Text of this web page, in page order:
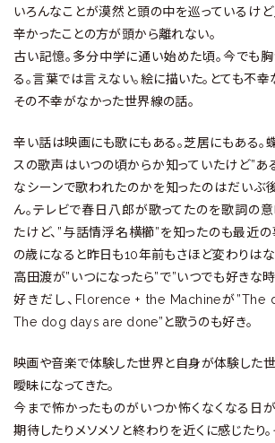
いろんなことが漠然と頭の中を巡っているけど
辛かったことの方が頭から離れない。
古い記憶。多分中学に通い始めた頃。今でも
る。言葉では言えない。絵に描いた。とても不幸
その不幸がなかった世界線の話。
辛い話は映画にも歌にもある。芝居にもある。
スの歌声はいつの頃からか知っていたけど”あ
なシーンで歌われたのかを知ったのはだいぶ
ん。テレビで春日八郎が歌ってたのを歌詞の
たけど、”与話情浮名横櫛”を知ったのも最近の
の歳になると昨日も10年前もさほど変わりはな
高田渡が”いつになったら”で”いつでも好きな
好きだし、Florence + the Machineが
The dog days are done”と歌うのも好き。
映画や音楽で体験した世界と自身が体験した
曖昧になってきた。
今まで怖かったものがいつか怖くなくなる日
期待したりメソメソと終わりを近くに感じたり